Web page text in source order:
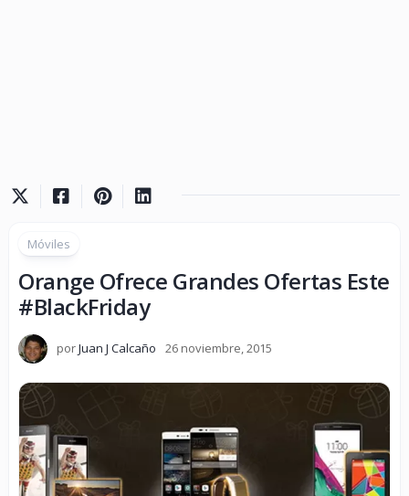
Móviles
Orange Ofrece Grandes Ofertas Este
#BlackFriday
porJuan J Calcaño 26 noviembre, 2015